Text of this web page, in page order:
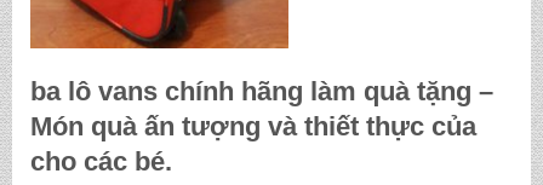
ba lô vans chính hãng làm quà tặng –
Món quà ấn tượng và thiết thực của
cho các bé.